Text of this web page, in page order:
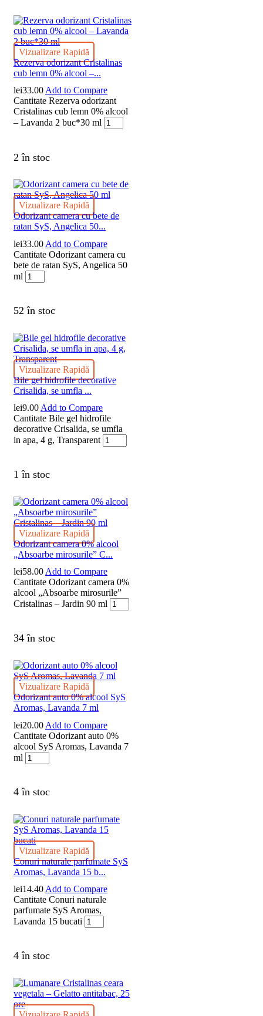
Vizualizare Rapidă
Rezerva odorizant Cristalinas
cub lemn 0% alcool –...
lei33.00 Add to Compare
Cantitate Rezerva odorizant
Cristalinas cub lemn 0% alcool
– Lavanda 2 buc*30 ml
2 în stoc
Vizualizare Rapidă
Odorizant camera cu bete de
ratan SyS, Angelica 50...
lei33.00 Add to Compare
Cantitate Odorizant camera cu
bete de ratan SyS, Angelica 50
ml
52 în stoc
Vizualizare Rapidă
Bile gel hidrofile decorative
Crisalida, se umfla ...
lei9.00 Add to Compare
Cantitate Bile gel hidrofile
decorative Crisalida, se umfla
in apa, 4 g, Transparent
1 în stoc
Vizualizare Rapidă
Odorizant camera 0% alcool
„Absoarbe mirosurile” C...
lei58.00 Add to Compare
Cantitate Odorizant camera 0%
alcool „Absoarbe mirosurile”
Cristalinas – Jardin 90 ml
34 în stoc
Vizualizare Rapidă
Odorizant auto 0% alcool SyS
Aromas, Lavanda 7 ml
lei20.00 Add to Compare
Cantitate Odorizant auto 0%
alcool SyS Aromas, Lavanda 7
ml
4 în stoc
Vizualizare Rapidă
Conuri naturale parfumate SyS
Aromas, Lavanda 15 b...
lei14.40 Add to Compare
Cantitate Conuri naturale
parfumate SyS Aromas,
Lavanda 15 bucati
4 în stoc